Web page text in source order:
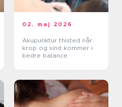
02. maj 2026
Akupunktur thisted når
krop og sind kommer i
bedre balance